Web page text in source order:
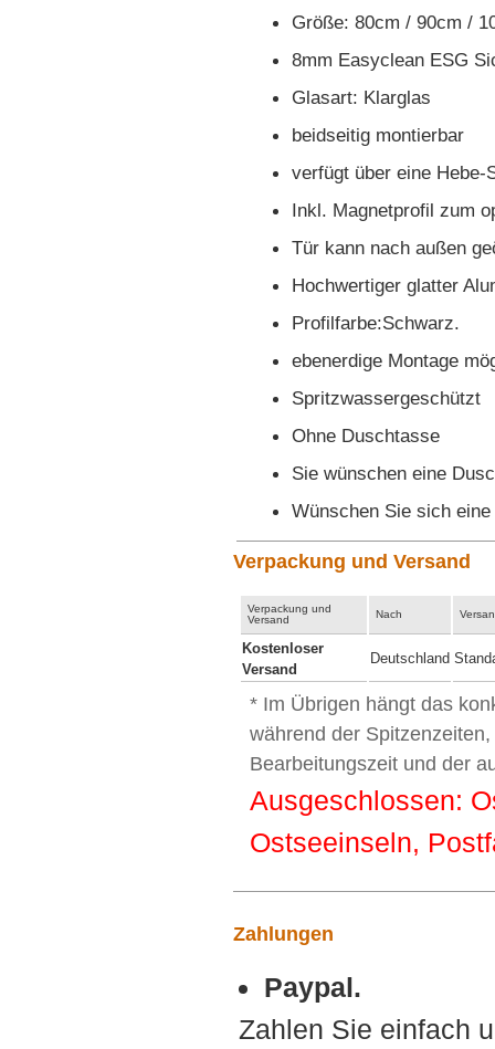
Größe: 80cm / 90cm /
8mm Easyclean ESG
Glasart: Klarglas
beidseitig montierbar
verfügt über eine Hebe-
Inkl. Magnetprofil zum
Tür kann nach außen
Hochwertiger glatter
Profilfarbe:Schwarz.
ebenerdige Montage
Spritzwassergeschützt
Ohne Duschtasse
Sie wünschen eine
Wünschen Sie sich
Verpackung und Versand
Verpackung und
Versand
Nach
Kostenloser
Versand
Deutschland
* Im Übrigen hängt das
während der
Bearbeitungszeit und der
Ausgeschlossen:
Ostseeinseln,
Zahlungen
Paypal.
Zahlen Sie einfach